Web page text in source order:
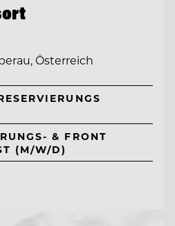
Österreich
& FRONT
(M/W/D)